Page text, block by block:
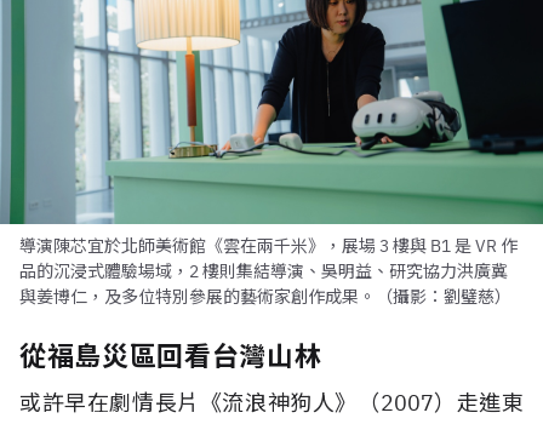
導演陳芯宜於北師美術館《雲在兩千米》，展場 3 樓與 B1 是 VR 作
品的沉浸式體驗場域，2 樓則集結導演、吳明益、研究協力洪廣冀
與姜博仁，及多位特別參展的藝術家創作成果。（攝影：劉璧慈）
從福島災區回看台灣山林
或許早在劇情長片《流浪神狗人》（2007）走進東